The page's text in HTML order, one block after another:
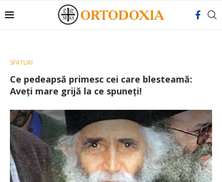
SFATURI
Ce pedeapsă primesc cei care blesteamă:
Aveți mare grijă la ce spuneți!